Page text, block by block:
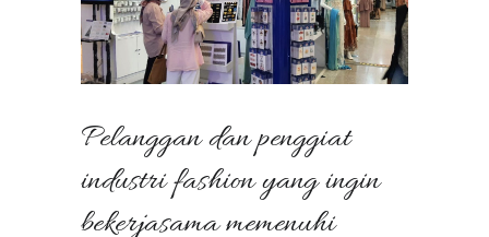
Pelanggan dan penggiat
industri fashion yang ingin
bekerjasama memenuhi